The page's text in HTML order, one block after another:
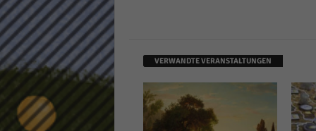
VERWANDTE VERANSTALTUNGEN